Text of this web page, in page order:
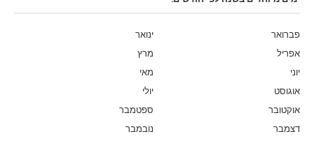
ינואר
פברואר
מרץ
אפריל
מאי
יוני
יולי
אוגוסט
ספטמבר
אוקטובר
נובמבר
דצמבר